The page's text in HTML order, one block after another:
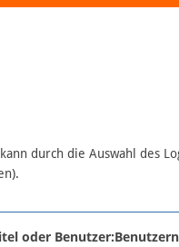
durch die Auswahl des
oder